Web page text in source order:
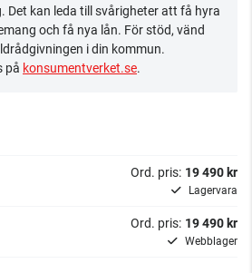
Det kan leda till svårigheter att få hyra
och få nya lån. För stöd, vänd
i din kommun.
på konsumentverket.se.
Lagervara
Ord. pris: 19 490 kr
Webblager
Ord. pris: 19 490 kr